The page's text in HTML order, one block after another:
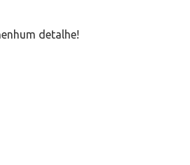
detalhe!